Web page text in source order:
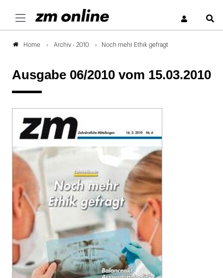
Home Archiv - 2010 Noch mehr Ethik gefragt
Ausgabe 06/2010 vom 15.03.2010